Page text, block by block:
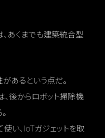
あくまでも建築統合型
あるという点だ。
後からロボット掃除機
い、IoTガジェットを取